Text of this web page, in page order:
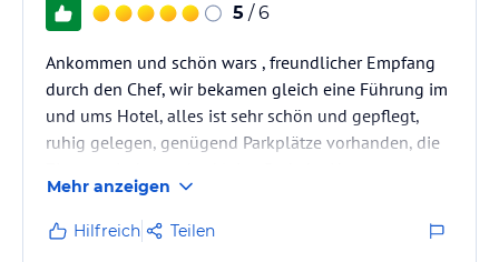
5 / 6
Ankommen und schön wars , freundlicher Empfang
durch den Chef, wir bekamen gleich eine Führung im
und ums Hotel, alles ist sehr schön und gepflegt,
ruhig gelegen, genügend Parkplätze vorhanden, die
intelligent eingerichtet, alles konnte man verstauen
und doch genug Platz, dann das Frühstück auch
liebevoll hergerichtet von der Chefin. Es lässt kaum
Mehr anzeigen
Hilfreich Teilen